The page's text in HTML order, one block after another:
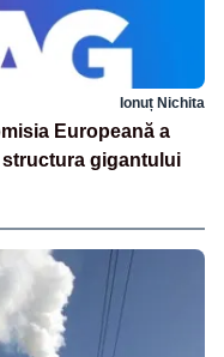
Ionuț Nichita
Europeană a
gigantului